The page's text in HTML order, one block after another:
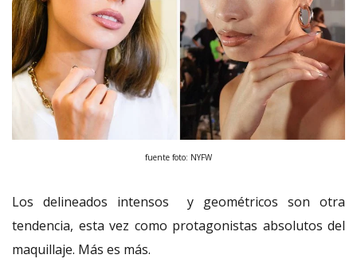
fuente foto: NYFW
Los delineados intensos y geométricos son otra
tendencia, esta vez como protagonistas absolutos del
maquillaje. Más es más.